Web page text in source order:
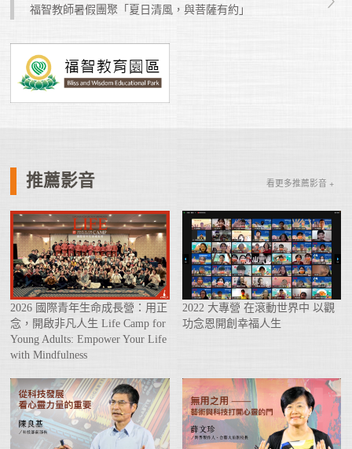
福智教師暑假團聚「夏日清風，與菩薩有約」
推薦影音 看更多推薦影音 +
2026 國際青年生命成長營：用正
念，開啟非凡人生 Life Camp for
Young Adults: Empower Your Life
with Mindfulness
2022 大專營 在滾動世界中 以觀
功念恩開創幸福人生